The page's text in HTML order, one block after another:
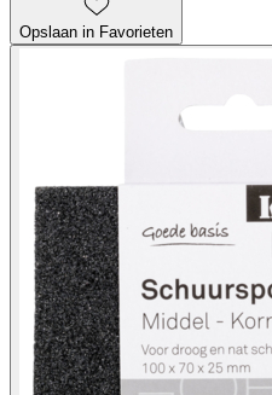
Opslaan in Favorieten